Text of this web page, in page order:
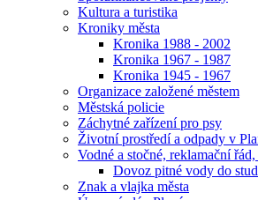
Kultura a turistika
Kroniky města
Kronika 1988 - 2002
Kronika 1967 - 1987
Kronika 1945 - 1967
Organizace založené městem
Městská policie
Záchytné zařízení pro psy
Životní prostředí a odpady v
Vodné a stočné, reklamační
Dovoz pitné vody do
Znak a vlajka města